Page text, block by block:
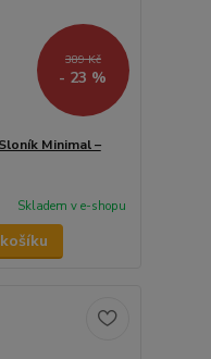
389 Kč
- 23 %
Minimal –
Skladem v e-shopu